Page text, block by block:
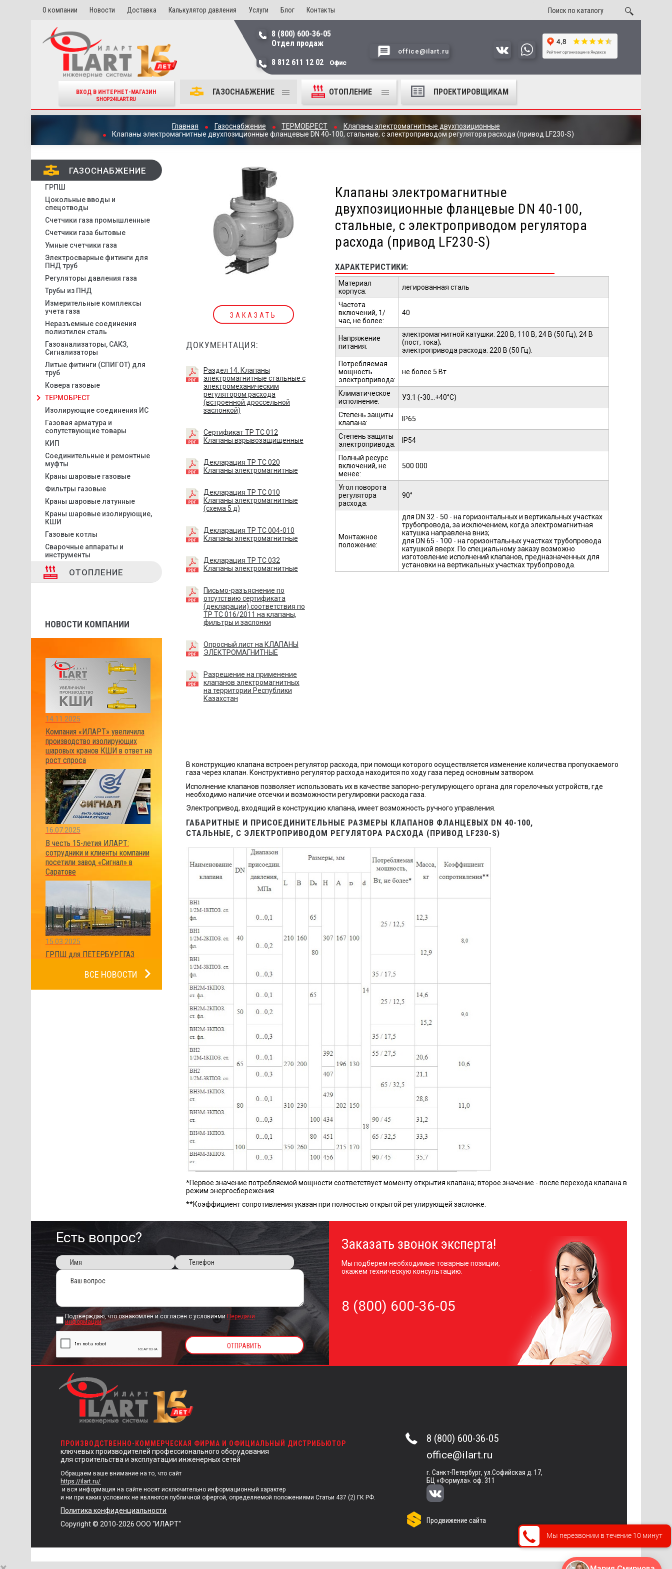
О компании Новости Доставка Калькулятор давления Услуги Блог Контакты
ВХОД В ИНТЕРНЕТ-МАГАЗИН
SHOP24ILART.RU
8 (800) 600-36-05
Отдел продаж
8 812 611 12 02
Офис
office@ilart.ru
ГАЗОСНАБЖЕНИЕ ОТОПЛЕНИЕ ПРОЕКТИРОВЩИКАМ
Главная Газоснабжение ТЕРМОБРЕСТ
Клапаны электромагнитные двухпозиционные
Клапаны электромагнитные двухпозиционные фланцевые DN 40-100, стальные, с электроприводом регулятора расхода (привод LF230-S)
ГАЗОСНАБЖЕНИЕ
ГРПШ
Цокольные вводы и
спецотводы
Счетчики газа промышленные
Счетчики газа бытовые
Умные счетчики газа
Электросварные фитинги для
ПНД труб
Регуляторы давления газа
Трубы из ПНД
Измерительные комплексы
учета газа
Неразъемные соединения
полиэтилен сталь
Газоанализаторы, САКЗ,
Сигнализаторы
Литые фитинги (СПИГОТ) для
труб
Ковера газовые
ТЕРМОБРЕСТ
Изолирующие соединения ИС
Газовая арматура и
сопутствующие товары
КИП
Соединительные и ремонтные
муфты
Краны шаровые газовые
Фильтры газовые
Краны шаровые латунные
Краны шаровые изолирующие,
КШИ
Газовые котлы
Сварочные аппараты и
инструменты
ОТОПЛЕНИЕ
НОВОСТИ КОМПАНИИ
14.11.2025
Компания «ИЛАРТ» увеличила
производство изолирующих
шаровых кранов КШИ в ответ на
рост спроса
16.07.2025
В честь 15-летия ИЛАРТ:
сотрудники и клиенты компании
посетили завод «Сигнал» в
Саратове
15.03.2025
ГРПШ для ПЕТЕРБУРГГАЗ
ВСЕ НОВОСТИ
ЗАКАЗАТЬ
ДОКУМЕНТАЦИЯ:
Раздел 14. Клапаны
электромагнитные стальные с
электромеханическим
регулятором расхода
(встроенной дроссельной
заслонкой)
Сертификат TP TC 012
Клапаны взрывозащищенные
Декларация ТР ТС 020
Клапаны электромагнитные
Декларация ТР ТС 010
Клапаны электромагнитные
(схема 5 д)
Декларация ТР ТС 004-010
Клапаны электромагнитные
Декларация ТР ТС 032
Клапаны электромагнитные
Письмо-разъяснение по
отсутствию сертификата
(декларации) соответствия по
ТР ТС 016/2011 на клапаны,
фильтры и заслонки
Опросный лист на КЛАПАНЫ
ЭЛЕКТРОМАГНИТНЫЕ
Разрешение на применение
клапанов электромагнитных
на территории Республики
Казахстан
Клапаны электромагнитные
двухпозиционные фланцевые DN 40-100,
стальные, с электроприводом регулятора
расхода (привод LF230-S)
ХАРАКТЕРИСТИКИ:
Материал
корпуса:
легированная сталь
Частота
включений, 1/
час, не более:
40
Напряжение
питания:
электромагнитной катушки: 220 В, 110 В, 24 В (50 Гц), 24 В
(пост, тока);
электропривода расхода: 220 В (50 Гц).
Потребляемая
мощность
электропривода:
не более 5 Вт
Климатическое
исполнение:
У3.1 (-30...+40°С)
Степень защиты
клапана:
IP65
Степень защиты
электропривода:
IP54
Полный ресурс
включений, не
менее:
500 000
Угол поворота
регулятора
расхода:
90°
Монтажное
положение:
для DN 32 - 50 - на горизонтальных и вертикальных участках
трубопровода, за исключением, когда электромагнитная
катушка направлена вниз;
для DN 65 - 100 - на горизонтальных участках трубопровода
катушкой вверх. По специальному заказу возможно
изготовление исполнений клапанов, предназначенных для
установки на вертикальных участках трубопровода.
В конструкцию клапана встроен регулятор расхода, при помощи которого осуществляется изменение количества пропускаемого
газа через клапан. Конструктивно регулятор расхода находится по ходу газа перед основным затвором.
Исполнение клапанов позволяет использовать их в качестве запорно-регулирующего органа для горелочных устройств, где
необходимо наличие отсечки и возможности регулировки расхода газа.
Электропривод, входящий в конструкцию клапана, имеет возможность ручного управления.
ГАБАРИТНЫЕ И ПРИСОЕДИНИТЕЛЬНЫЕ РАЗМЕРЫ КЛАПАНОВ ФЛАНЦЕВЫХ DN 40-100,
СТАЛЬНЫЕ, С ЭЛЕКТРОПРИВОДОМ РЕГУЛЯТОРА РАСХОДА (ПРИВОД LF230-S)
*Первое значение потребляемой мощности соответствует моменту открытия клапана; второе значение - после перехода клапана в
режим энергосбережения.
**Коэффициент сопротивления указан при полностью открытой регулирующей заслонке.
Есть вопрос?
Подтверждаю, что ознакомлен и согласен с условиями Передачи
информации
Заказать звонок эксперта!
Мы подберем необходимые товарные позиции,
окажем техническую консультацию.
8 (800) 600-36-05
ПРОИЗВОДСТВЕННО-КОММЕРЧЕСКАЯ ФИРМА И ОФИЦИАЛЬНЫЙ ДИСТРИБЬЮТОР
ключевых производителей профессионального оборудования
для строительства и эксплуатации инженерных сетей
Обращаем ваше внимание на то, что сайт
https://ilart.ru/
и вся информация на сайте носят исключительно информационный характер
и ни при каких условиях не являются публичной офертой, определяемой положениями Статьи 437 (2) ГК РФ.
Политика конфиденциальности
Copyright © 2010-2026 ООО "ИЛАРТ"
8 (800) 600-36-05
office@ilart.ru
г. Санкт-Петербург, ул.Софийская д. 17,
БЦ «Формула». оф. 311
Продвижение сайта
Мы перезвоним в течение 10 минут